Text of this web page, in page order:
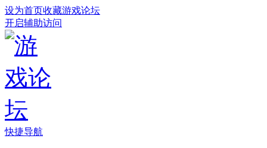
设为首页收藏游戏论坛
开启辅助访问
快捷导航